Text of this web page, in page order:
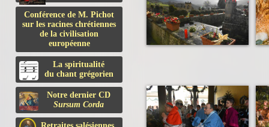
Conférence de M. Pichot
sur les racines chrétiennes
de la civilisation
européenne
La spiritualité
du chant grégorien
Notre dernier CD
Sursum Corda